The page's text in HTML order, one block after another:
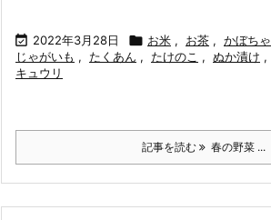
 2022年3月28日  お米 , お茶 , かぼちゃ
じゃがいも , たくあん , たけのこ , ぬか漬け ,
キュウリ
記事を読む 春の野菜 ...